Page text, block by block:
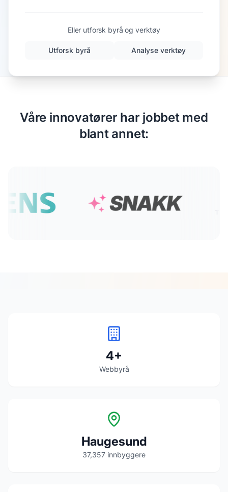
Eller utforsk byrå og verktøy
Utforsk byrå Analyse verktøy
Våre innovatører har jobbet med
blant annet:
4+
Webbyrå
Haugesund
37,357 innbyggere